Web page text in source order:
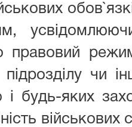
правовий
чи
будь-яких
військових